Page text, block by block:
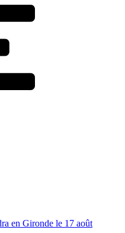
en Gironde le 17 août